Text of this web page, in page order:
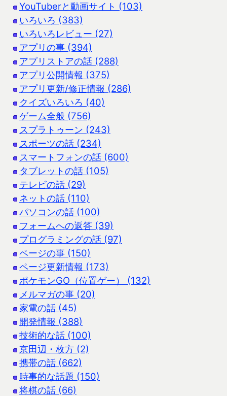
YouTuberと動画サイト (103)
いろいろ (383)
いろいろレビュー (27)
アプリの事 (394)
アプリストアの話 (288)
アプリ公開情報 (375)
アプリ更新/修正情報 (286)
クイズいろいろ (40)
ゲーム全般 (756)
スプラトゥーン (243)
スポーツの話 (234)
スマートフォンの話 (600)
タブレットの話 (105)
テレビの話 (29)
ネットの話 (110)
パソコンの話 (100)
フォームへの返答 (39)
プログラミングの話 (97)
ページの事 (150)
ページ更新情報 (173)
ポケモンGO（位置ゲー） (132)
メルマガの事 (20)
家電の話 (45)
開発情報 (388)
技術的な話 (100)
京田辺・枚方 (2)
携帯の話 (662)
時事的な話題 (150)
将棋の話 (66)